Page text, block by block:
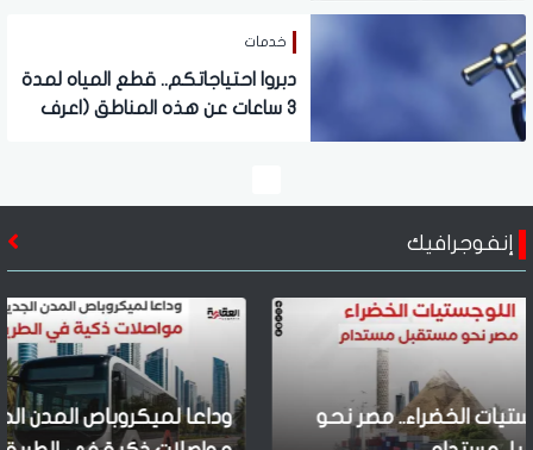
خدمات
دبروا احتياجاتكم.. قطع المياه لمدة
3 ساعات عن هذه المناطق (اعرف
إنفوجرافيك
قرارات الاجتماع العربي.. إنذار
المدن الجديدة..